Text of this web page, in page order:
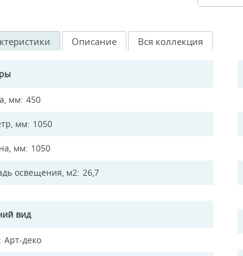
Описание Вся коллекция
мм 450
мм 1050
мм 1050
освещения, м2 26,7
вид
Арт-деко